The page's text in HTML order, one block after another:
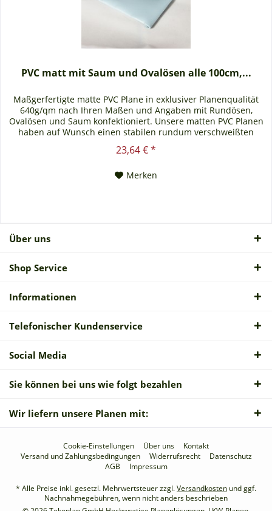
PVC matt mit Saum und Ovalösen alle 100cm,...
Maßgerfertigte matte PVC Plane in exklusiver Planenqualität
640g/qm nach Ihren Maßen und Angaben mit Rundösen,
Ovalösen und Saum konfektioniert. Unsere matten PVC Planen
haben auf Wunsch einen stabilen rundum verschweißten
Saum in der Farbe der Plane, dieser ist ca. 7cm breit. Jede
matte PVC Plane lässt sich bei uns mit verzinkten Ösen oder
23,64 € *
Merken
Über uns
Shop Service
Informationen
Telefonischer Kundenservice
Social Media
Sie können bei uns wie folgt bezahlen
Wir liefern unsere Planen mit:
Cookie-Einstellungen Über uns
Kontakt
Versand und Zahlungsbedingungen
Widerrufsrecht
Datenschutz
AGB
Impressum
* Alle Preise inkl. gesetzl. Mehrwertsteuer zzgl.Versandkosten und ggf.
Nachnahmegebühren, wenn nicht anders beschrieben